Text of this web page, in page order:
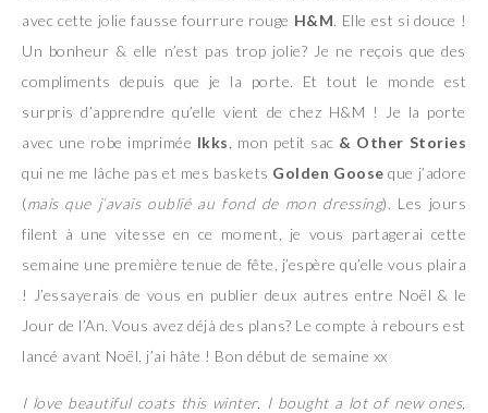
avec cette jolie fausse fourrure rouge H&M. Elle est si douce !
Un bonheur & elle n’est pas trop jolie? Je ne reçois que des
compliments depuis que je la porte. Et tout le monde est
surpris d’apprendre qu’elle vient de chez H&M ! Je la porte
avec une robe imprimée Ikks , mon petit sac & Other Stories
qui ne me lâche pas et mes baskets Golden Goose que j’adore
(mais que j’avais oublié au fond de mon dressing). Les jours
filent à une vitesse en ce moment, je vous partagerai cette
semaine une première tenue de fête, j’espère qu’elle vous plaira
! J’essayerais de vous en publier deux autres entre Noël & le
Jour de l’An. Vous avez déjà des plans? Le compte à rebours est
lancé avant Noël, j’ai hâte ! Bon début de semaine xx
I love beautiful coats this winter. I bought a lot of new ones,